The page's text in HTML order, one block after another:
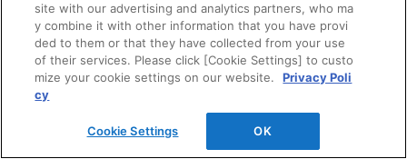
お探しの内容は見つかりましたか？
DAIKENホームページ内の情報を検索できます。 複数
語で検索を行う場合は、単語と単語の間をスペースで
site with our advertising and analytics partners, who ma
y combine it with other information that you have provi
ded to them or that they have collected from your use
of their services. Please click [Cookie Settings] to custo
mize your cookie settings on our website.
Privacy Poli
cy
Cookie Settings OK